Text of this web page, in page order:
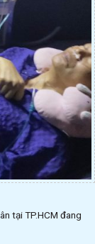
tại TP.HCM đang